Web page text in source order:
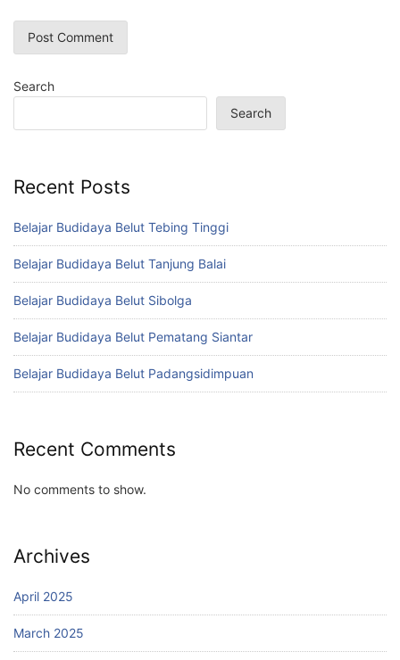
Search
Search
Recent Posts
Belajar Budidaya Belut Tebing Tinggi
Belajar Budidaya Belut Tanjung Balai
Belajar Budidaya Belut Sibolga
Belajar Budidaya Belut Pematang Siantar
Belajar Budidaya Belut Padangsidimpuan
Recent Comments
No comments to show.
Archives
April 2025
March 2025